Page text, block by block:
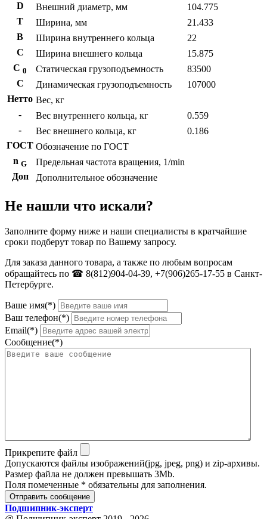
D
Внешний диаметр, мм
104.775
T
Ширина, мм
21.433
B
Ширина внутреннего кольца
22
С
Ширина внешнего кольца
15.875
С 0 Статическая грузоподъемность
83500
C
Динамическая грузоподъемность
107000
Нетто Вес, кг
-
Вес внутреннего кольца, кг
0.559
-
Вес внешнего кольца, кг
0.186
ГОСТ Обозначение по ГОСТ
n G
Предельная частота вращения, 1/min
Доп
Дополнительное обозначение
Не нашли что искали?
Заполните форму ниже и наши специалисты в кратчайшие
сроки подберут товар по Вашему запросу.
Для заказа данного товара, а также по любым вопросам
обращайтесь по ☎ 8(812)904-04-39, +7(906)265-17-55 в Санкт-
Петербурге.
Ваше имя(*)
Ваш телефон(*)
Email(*)
Сообщение(*)
Прикрепите файл
Допускаются файлы изображений(jpg, jpeg, png) и zip-архивы.
Размер файла не должен превышать 3Mb.
Поля помеченные * обязательны для заполнения.
Отправить сообщение
Подшипник-эксперт